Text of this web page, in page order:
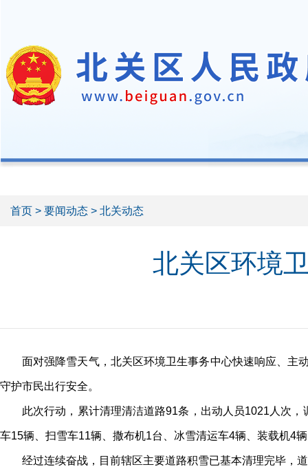
首页 > 要闻动态 > 北关动态
北关区环境
面对强降雪天气，北关区环境卫生事务中心快速响应、主
守护市民出行安全。
此次行动，累计清理清洁道路91条，出动人员1021人次
车15辆、扫雪车11辆、撒布机1台、冰雪清运车4辆、装载机4
经过连续奋战，目前辖区主要道路积雪已基本清理完毕，